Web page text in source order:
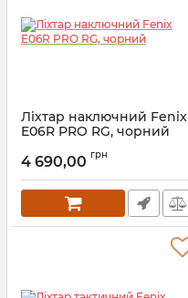
Ліхтар наключний Fenix
E06R PRO RG, чорний
4 690,00 грн